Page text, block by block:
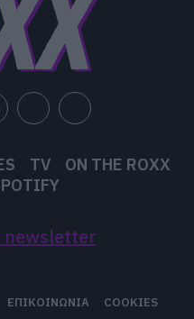
TV
ON THE ROXX
newsletter
ΕΠΙΚΟΙΝΩΝΙΑ COOKIES